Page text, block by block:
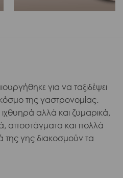
για να ταξιδέψει
της γαστρονομίας.
ιχθυηρά αλλά και ζυμαρικά,
αποστάγματα και πολλά
της γης διακοσμούν τα